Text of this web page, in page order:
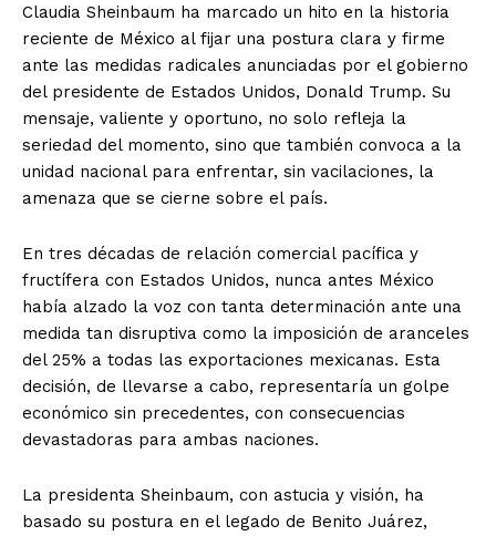
Claudia Sheinbaum ha marcado un hito en la historia
reciente de México al fijar una postura clara y firme
ante las medidas radicales anunciadas por el gobierno
del presidente de Estados Unidos, Donald Trump. Su
mensaje, valiente y oportuno, no solo refleja la
seriedad del momento, sino que también convoca a la
unidad nacional para enfrentar, sin vacilaciones, la
amenaza que se cierne sobre el país.
En tres décadas de relación comercial pacífica y
fructífera con Estados Unidos, nunca antes México
había alzado la voz con tanta determinación ante una
medida tan disruptiva como la imposición de aranceles
del 25% a todas las exportaciones mexicanas. Esta
decisión, de llevarse a cabo, representaría un golpe
económico sin precedentes, con consecuencias
devastadoras para ambas naciones.
La presidenta Sheinbaum, con astucia y visión, ha
basado su postura en el legado de Benito Juárez,